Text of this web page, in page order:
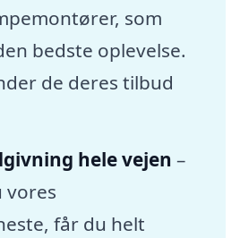
som
bedste oplevelse.
de deres tilbud
hele vejen –
vores
får du helt